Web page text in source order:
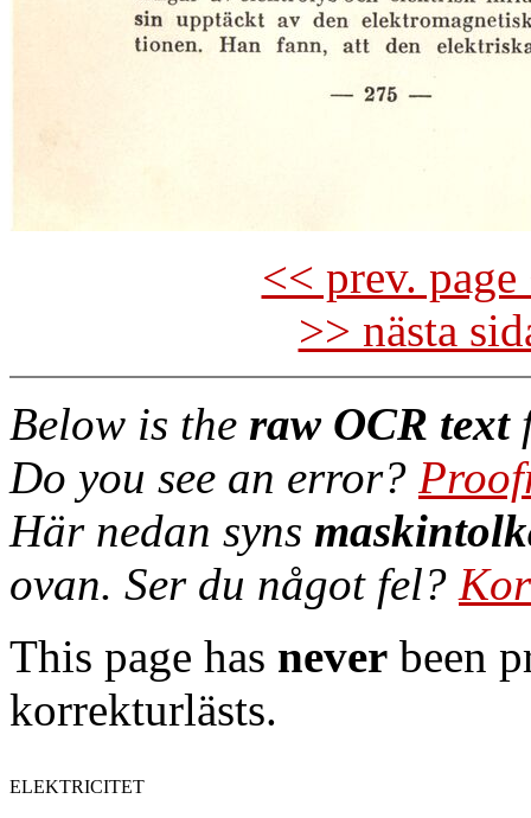
<< prev.
>> nästa
Below is the raw OCR text
Do you see an error?
Här nedan syns
ovan. Ser du något fel?
This page has never been
korrekturlästs.
ELEKTRICITET